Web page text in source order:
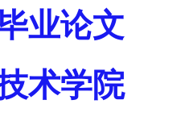
业论文
术学院